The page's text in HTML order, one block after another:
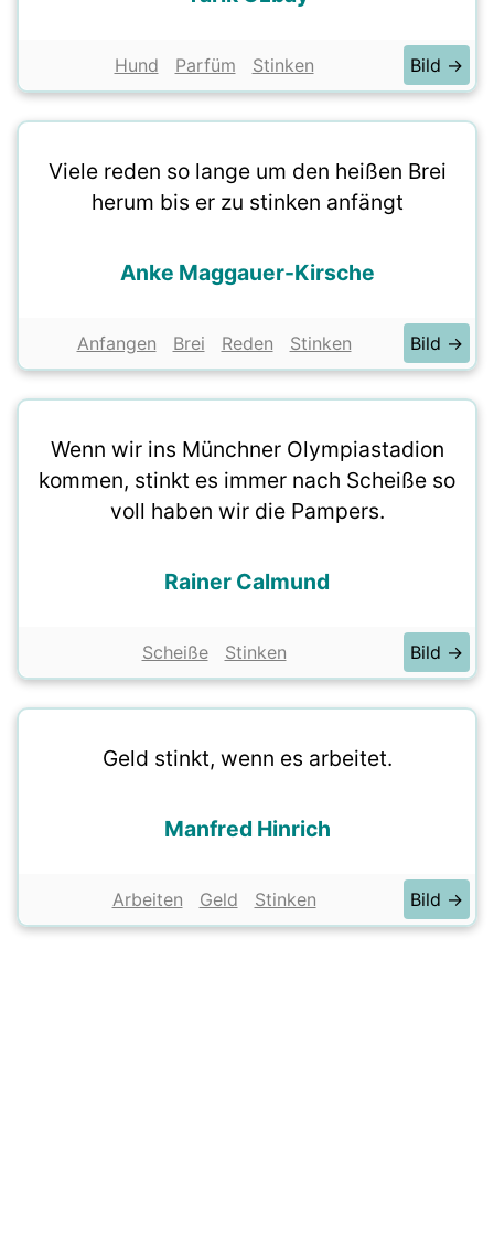
Hund Parfüm Stinken Bild →
Viele reden so lange um den heißen Brei
herum bis er zu stinken anfängt
Anke Maggauer-Kirsche
Anfangen Brei Reden Stinken Bild →
Wenn wir ins Münchner Olympiastadion
kommen, stinkt es immer nach Scheiße so
voll haben wir die Pampers.
Rainer Calmund
Scheiße Stinken Bild →
Geld stinkt, wenn es arbeitet.
Manfred Hinrich
Arbeiten Geld Stinken Bild →